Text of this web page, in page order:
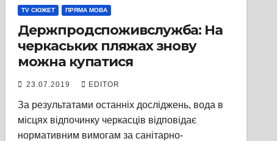
TV СЮЖЕТ ПРЯМА МОВА
Держпродспоживслужба: На
черкаських пляжах знову
можна купатися
23.07.2019 EDITOR
За результатами останніх досліджень, вода в
місцях відпочинку черкасців відповідає
нормативним вимогам за санітарно-